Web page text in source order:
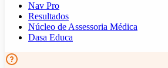
Nav Pro
Resultados
Núcleo de Assessoria Médica
Dasa Educa